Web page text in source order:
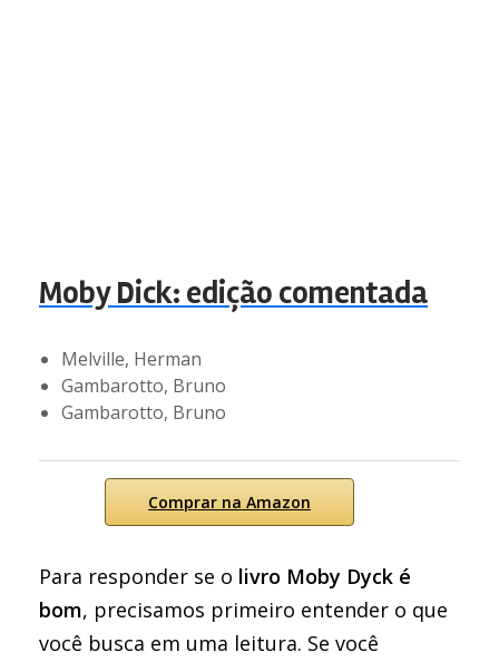
Moby Dick: edição comentada
Melville, Herman
Gambarotto, Bruno
Gambarotto, Bruno
Comprar na Amazon
Para responder se o livro Moby Dyck é
bom, precisamos primeiro entender o que
você busca em uma leitura. Se você